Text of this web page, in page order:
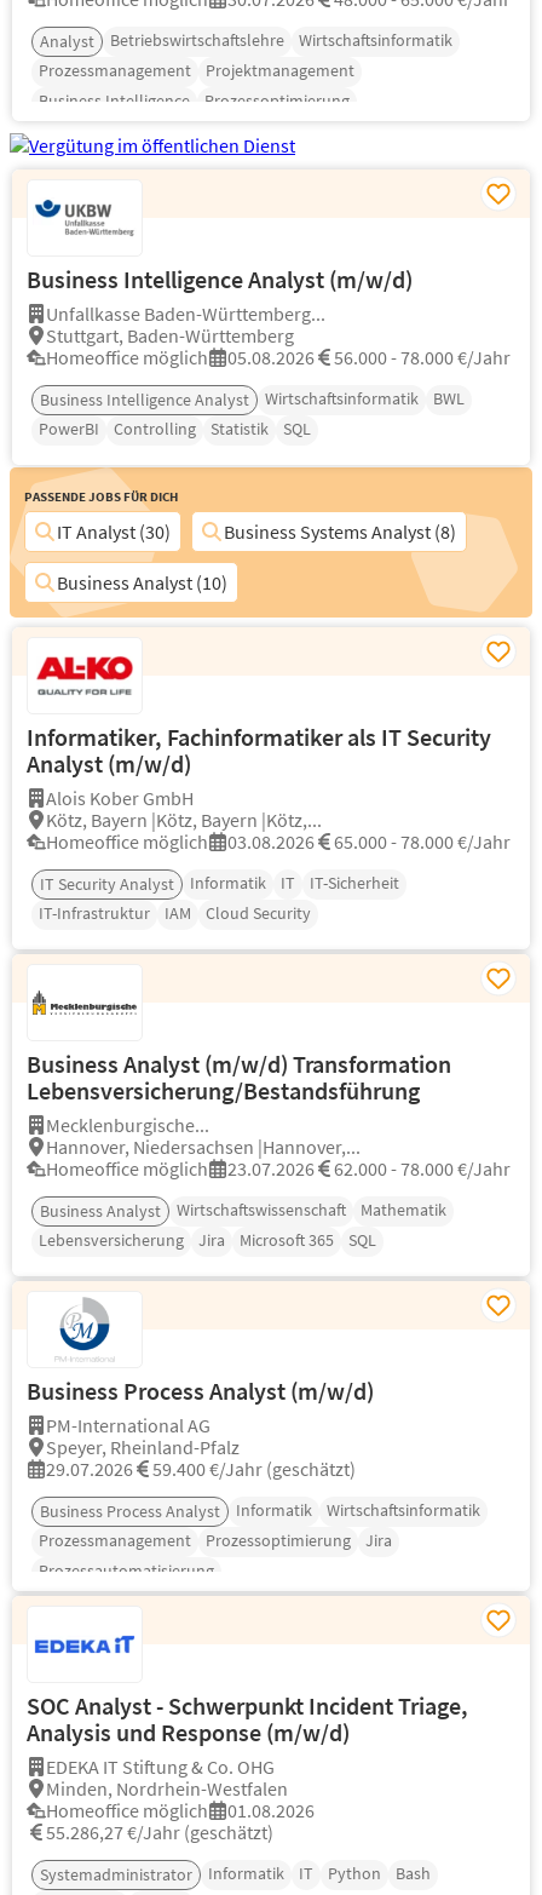
Analyst Betriebswirtschaftslehre
Wirtschaftsinformatik
Prozessmanagement
Projektmanagement
Business Intelligence
Prozessoptimierung
Business Intelligence Analyst (m/w/d)
Unfallkasse Baden-Württemberg...
Stuttgart, Baden-Württemberg
Homeoffice möglich
05.08.2026 56.000 - 78.000 €/Jahr
Business Intelligence Analyst Wirtschaftsinformatik
BWL
PowerBI
Controlling Statistik SQL
Passende Jobs für Dich
IT Analyst (30)
Business Systems Analyst (8)
Business Analyst (10)
Informatiker, Fachinformatiker als IT Security
Analyst (m/w/d)
Alois Kober GmbH
Kötz, Bayern |Kötz, Bayern |Kötz,...
Homeoffice möglich
03.08.2026 65.000 - 78.000 €/Jahr
IT Security Analyst Informatik IT
IT-Sicherheit
IT-Infrastruktur
IAM Cloud Security
Business Analyst (m/w/d) Transformation
Lebensversicherung/Bestandsführung
Mecklenburgische...
Hannover, Niedersachsen |Hannover,...
Homeoffice möglich
23.07.2026 62.000 - 78.000 €/Jahr
Business Analyst Wirtschaftswissenschaft
Mathematik
Lebensversicherung
Jira Microsoft 365 SQL
Business Process Analyst (m/w/d)
PM-International AG
Speyer, Rheinland-Pfalz
29.07.2026
59.400 €/Jahr (geschätzt)
Business Process Analyst Informatik
Wirtschaftsinformatik
Prozessmanagement
Prozessoptimierung
Jira
Prozessautomatisierung
SOC Analyst - Schwerpunkt Incident Triage,
Analysis und Response (m/w/d)
EDEKA IT Stiftung & Co. OHG
Minden, Nordrhein-Westfalen
Homeoffice möglich
01.08.2026
55.286,27 €/Jahr (geschätzt)
Systemadministrator Informatik IT Python
Bash